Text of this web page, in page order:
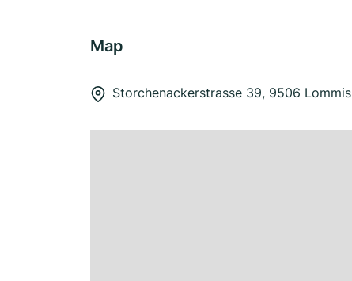
Map
Storchenackerstrasse 39, 9506 Lommis